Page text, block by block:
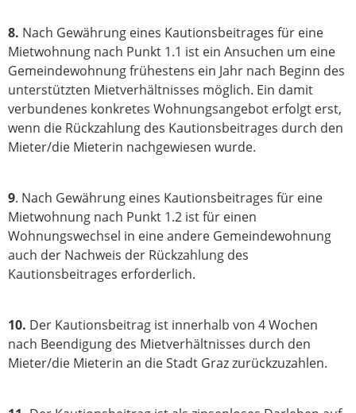
8. Nach Gewährung eines Kautionsbeitrages für eine
Mietwohnung nach Punkt 1.1 ist ein Ansuchen um eine
Gemeindewohnung frühestens ein Jahr nach Beginn des
unterstützten Mietverhältnisses möglich. Ein damit
verbundenes konkretes Wohnungsangebot erfolgt erst,
wenn die Rückzahlung des Kautionsbeitrages durch den
Mieter/die Mieterin nachgewiesen wurde.
9. Nach Gewährung eines Kautionsbeitrages für eine
Mietwohnung nach Punkt 1.2 ist für einen
Wohnungswechsel in eine andere Gemeindewohnung
auch der Nachweis der Rückzahlung des
Kautionsbeitrages erforderlich.
10. Der Kautionsbeitrag ist innerhalb von 4 Wochen
nach Beendigung des Mietverhältnisses durch den
Mieter/die Mieterin an die Stadt Graz zurückzuzahlen.